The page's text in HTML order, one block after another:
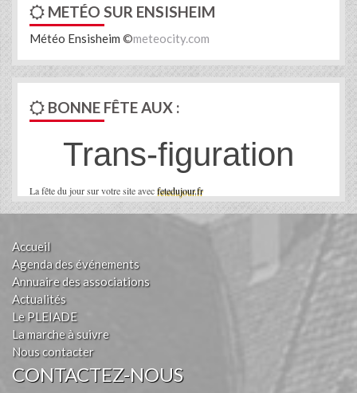
METÉO SUR ENSISHEIM
Météo Ensisheim ©meteocity.com
BONNE FÊTE AUX :
La fête du jour sur votre site avecfetedujour.fr
Trans-figuration
Accueil
Agenda des événements
Annuaire des associations
Actualités
Le PLEIADE
La marche à suivre
Nous contacter
CONTACTEZ-NOUS